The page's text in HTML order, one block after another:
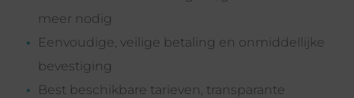
meer nodig
Eenvoudige, veilige betaling en onmiddellijke
bevestiging
Best beschikbare tarieven, transparante